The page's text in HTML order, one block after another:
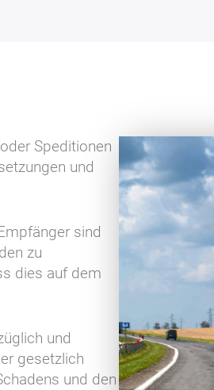
Speditionen
und
sind
zu
dies auf dem
und
gesetzlich
und den